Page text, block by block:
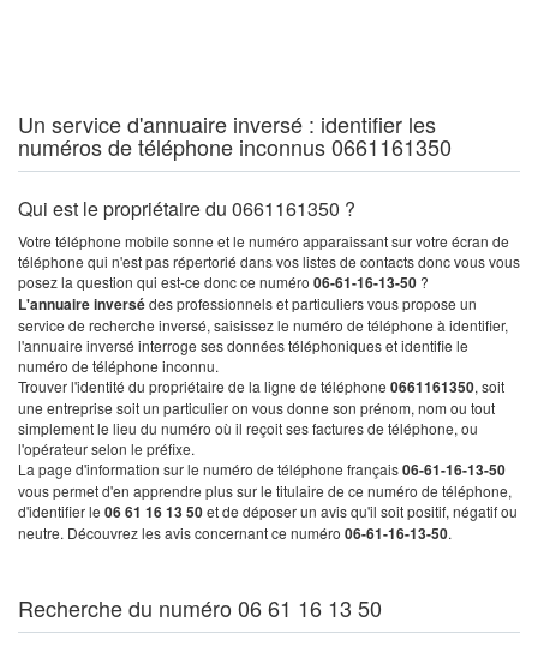
Un service d'annuaire inversé : identifier les
numéros de téléphone inconnus 0661161350
Qui est le propriétaire du 0661161350 ?
Votre téléphone mobile sonne et le numéro apparaissant sur votre écran de
téléphone qui n'est pas répertorié dans vos listes de contacts donc vous vous
posez la question qui est-ce donc ce numéro 06-61-16-13-50 ?
L'annuaire inversédes professionnels et particuliers vous propose un
service de recherche inversé, saisissez le numéro de téléphone à identifier,
l'annuaire inversé interroge ses données téléphoniques et identifie le
numéro de téléphone inconnu.
Trouver l'identité du propriétaire de la ligne de téléphone 0661161350, soit
une entreprise soit un particulier on vous donne son prénom, nom ou tout
simplement le lieu du numéro où il reçoit ses factures de téléphone, ou
l'opérateur selon le préfixe.
La page d'information sur le numéro de téléphone français06-61-16-13-50
vous permet d'en apprendre plus sur le titulaire de ce numéro de téléphone,
d'identifier le 06 61 16 13 50et de déposer un avis qu'il soit positif, négatif ou
neutre. Découvrez les avis concernant ce numéro 06-61-16-13-50.
Recherche du numéro 06 61 16 13 50